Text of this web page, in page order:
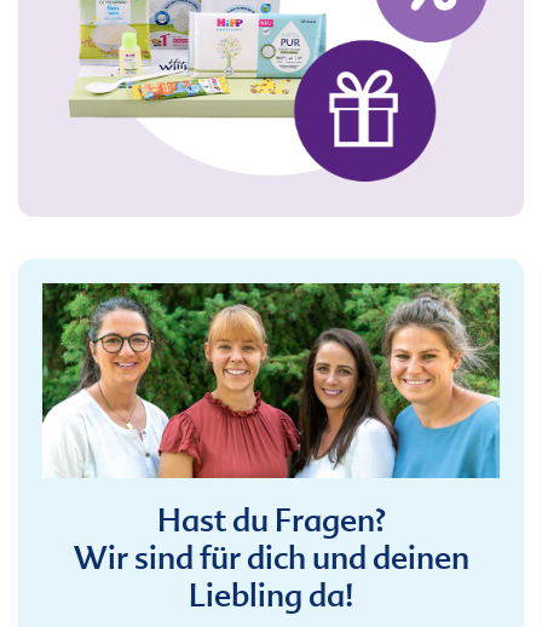
Hast du Fragen?
Wir sind für dich und deinen
Liebling da!